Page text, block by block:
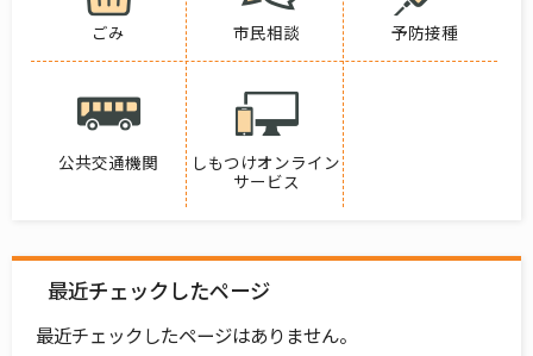
ごみ 市民相談 予防接種
公共交通機関
しもつけオンライン
サービス
最近チェックしたページ
最近チェックしたページはありません。